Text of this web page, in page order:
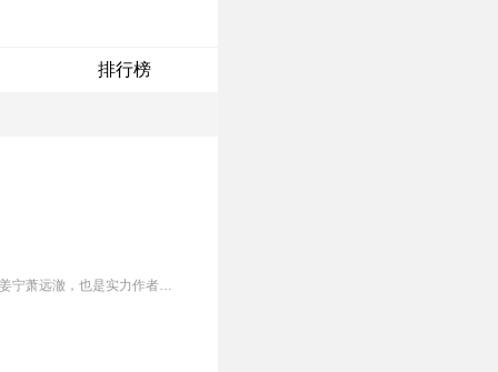
排行榜
最具潜力佳作《替嫁冲喜？我白天装乖，晚上杀疯了！》，赶紧阅读不要错过好文！小说主人公有姜宁萧远澈，也是实力作者曇天火精心编写完成的。这本小说以其精彩的剧情和生动的人物形象，获得了广大读者的喜爱与推崇。若是王妃查不出个所以然来……哼，那侧妃入府之事，可就板上钉钉，谁也别想再多说半句！……